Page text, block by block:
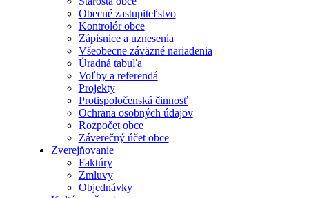
Obecné zastupiteľstvo
Kontrolór obce
Zápisnice a uznesenia
Všeobecne záväzné nariadenia
Úradná tabuľa
Voľby a referendá
Projekty
Protispoločenská činnosť
Ochrana osobných údajov
Rozpočet obce
Záverečný účet obce
Zverejňovanie
Faktúry
Zmluvy
Objednávky